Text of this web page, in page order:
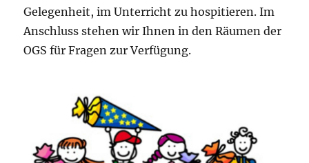
Gelegenheit, im Unterricht zu hospitieren. Im
Anschluss stehen wir Ihnen in den Räumen der
OGS für Fragen zur Verfügung.